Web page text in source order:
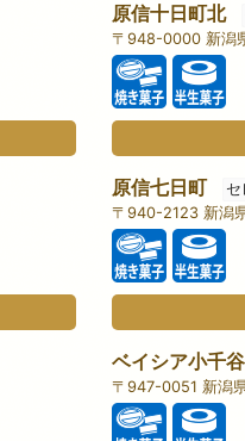
原信十日町北
〒948-0000 新潟
原信七日町
〒940-2123 新潟
ベイシア小千谷
〒947-0051 新潟